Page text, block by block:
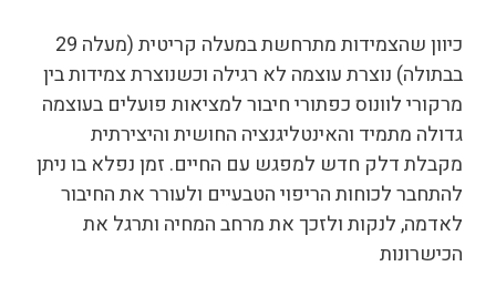
כיוון שהצמידות מתרחשת במעלה קריטית (מעלה 29
בבתולה) נוצרת עוצמה לא רגילה וכשנוצרת צמידות בין
מרקורי לוונוס כפתורי חיבור למציאות פועלים בעוצמה
גדולה מתמיד והאינטליגנציה החושית והיצירתית
מקבלת דלק חדש למפגש עם החיים. זמן נפלא בו ניתן
להתחבר לכוחות הריפוי הטבעיים ולעורר את החיבור
לאדמה, לנקות ולזכך את מרחב המחיה ותרגל את
הכישרונות